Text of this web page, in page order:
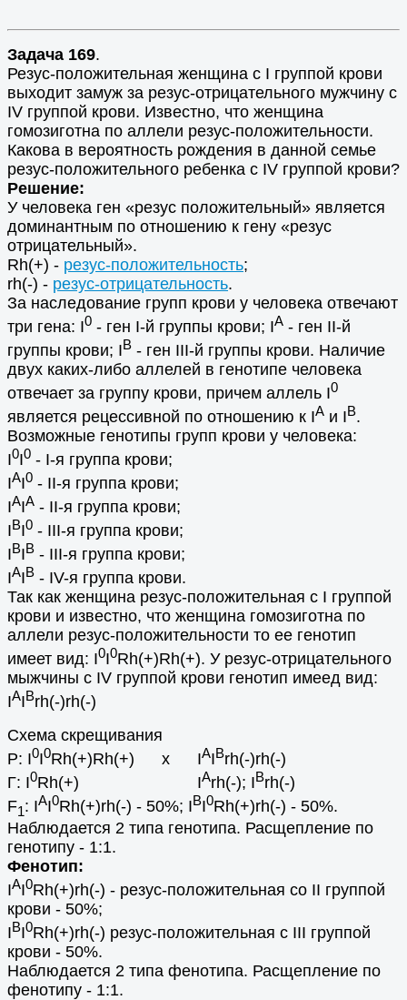
Задача 169.
Резус-положительная женщина с I группой крови
выходит замуж за резус-отрицательного мужчину с
IV группой крови. Известно, что женщина
гомозиготна по аллели резус-положительности.
Какова в вероятность рождения в данной семье
резус-положительного ребенка с IV группой крови?
Решение:
У человека ген «резус положительный» является
доминантным по отношению к гену «резус
отрицательный».
Rh(+) - резус-положительность;
rh(-) - резус-отрицательность.
За наследование групп крови у человека отвечают
три гена: I0 - ген I-й группы крови; IA - ген II-й
группы крови; IB - ген III-й группы крови. Наличие
двух каких-либо аллелей в генотипе человека
отвечает за группу крови, причем аллель I0
является рецессивной по отношению к IA и IB.
Возможные генотипы групп крови у человека:
I0I0 - I-я группа крови;
IAI0 - II-я группа крови;
IAIA - II-я группа крови;
IBI0 - III-я группа крови;
IBIB - III-я группа крови;
IAIB - IV-я группа крови.
Так как женщина резус-положительная с I группой
крови и известно, что женщина гомозиготна по
аллели резус-положительности то ее генотип
имеет вид: I0I0Rh(+)Rh(+). У резус-отрицательного
мыжчины с IV группой крови генотип имеед вид:
IAIBrh(-)rh(-)
Схема скрещивания
Р: I0I0Rh(+)Rh(+) х IAIBrh(-)rh(-)
Г: I0Rh(+) IАrh(-); IВrh(-)
F1: IАI0Rh(+)rh(-) - 50%; IBI0Rh(+)rh(-) - 50%.
Наблюдается 2 типа генотипа. Расщепление по
генотипу - 1:1.
Фенотип:
IАI0Rh(+)rh(-) - резус-положительная со II группой
крови - 50%;
IBI0Rh(+)rh(-) резус-положительная с III группой
крови - 50%.
Наблюдается 2 типа фенотипа. Расщепление по
фенотипу - 1:1.